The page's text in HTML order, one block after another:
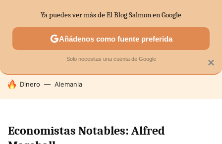
SECTORES ECONOMÍA DOMÉSTICA MERCADOS
HOY SE HABLA DE
Dinero Alemania
Economistas Notables: Alfred
×
Ya puedes ver más de El Blog Salmon en Google
Añádenos como fuente preferida
Solo necesitas una cuenta de Google